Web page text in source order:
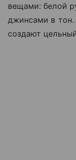
вещами: белой
джинсами в тон.
создают